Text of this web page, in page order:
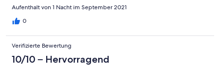
Aufenthalt von 1 Nacht im September 2021
0
Verifizierte Bewertung
10/10 – Hervorragend